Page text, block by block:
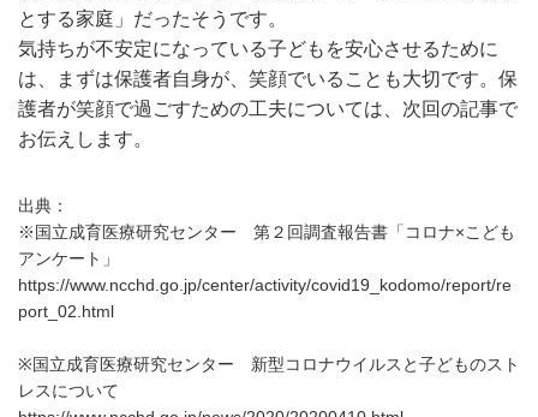
とする家庭」だったそうです。
気持ちが不安定になっている子どもを安心させるために
は、まずは保護者自身が、笑顔でいることも大切です。保
護者が笑顔で過ごすための工夫については、次回の記事で
お伝えします。
出典：
※国立成育医療研究センター 第２回調査報告書「コロナ×こども
アンケート」
https://www.ncchd.go.jp/center/activity/covid19_kodomo/report/re
port_02.html
※国立成育医療研究センター 新型コロナウイルスと子どものスト
レスについて